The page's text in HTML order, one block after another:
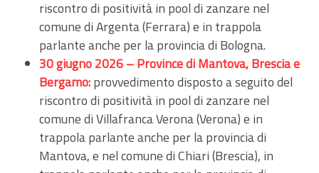
riscontro di positività in pool di zanzare nel
comune di Argenta (Ferrara) e in trappola
parlante anche per la provincia di Bologna.
30 giugno 2026 – Province di Mantova, Brescia e
Bergamo:provvedimento disposto a seguito del
riscontro di positività in pool di zanzare nel
comune di Villafranca Verona (Verona) e in
trappola parlante anche per la provincia di
Mantova, e nel comune di Chiari (Brescia), in